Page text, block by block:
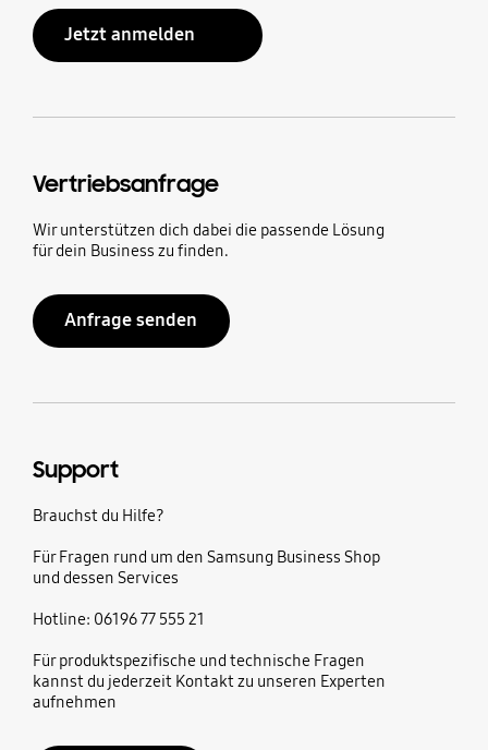
Jetzt anmelden
Vertriebsanfrage
Wir unterstützen dich dabei die passende Lösung
für dein Business zu finden.
Anfrage senden
Support
Brauchst du Hilfe?
Für Fragen rund um den Samsung Business Shop
und dessen Services
Hotline: 06196 77 555 21
Für produktspezifische und technische Fragen
kannst du jederzeit Kontakt zu unseren Experten
aufnehmen